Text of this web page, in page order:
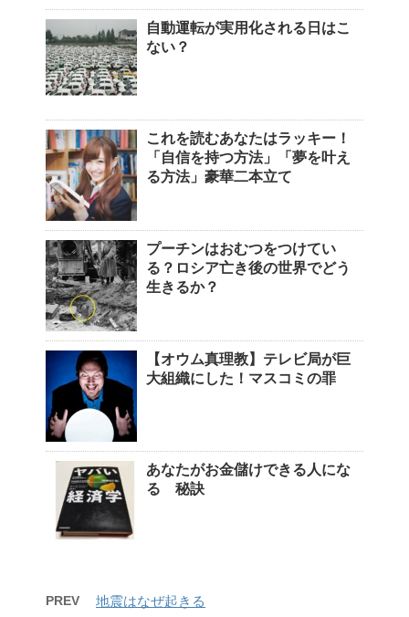
自動運転が実用化される日はこ
ない？
これを読むあなたはラッキー！
「自信を持つ方法」「夢を叶え
る方法」豪華二本立て
プーチンはおむつをつけてい
る？ロシア亡き後の世界でどう
生きるか？
【オウム真理教】テレビ局が巨
大組織にした！マスコミの罪
あなたがお金儲けできる人にな
る 秘訣
PREV 地震はなぜ起きる